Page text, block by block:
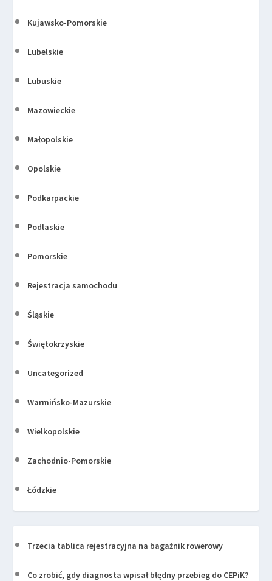
Kujawsko-Pomorskie
Lubelskie
Lubuskie
Mazowieckie
Małopolskie
Opolskie
Podkarpackie
Podlaskie
Pomorskie
Rejestracja samochodu
Śląskie
Świętokrzyskie
Uncategorized
Warmińsko-Mazurskie
Wielkopolskie
Zachodnio-Pomorskie
Łódzkie
Trzecia tablica rejestracyjna na bagażnik rowerowy
Co zrobić, gdy diagnosta wpisał błędny przebieg do CEPiK?